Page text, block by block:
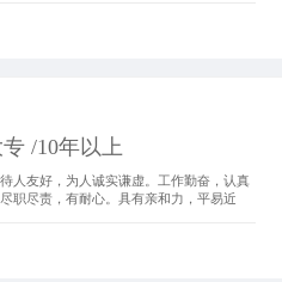
/10年以上
人友好，为人诚实谦虚。工作勤奋，认真
职尽责，有耐心。具有亲和力，平易近
会到乐趣，尽心尽力。